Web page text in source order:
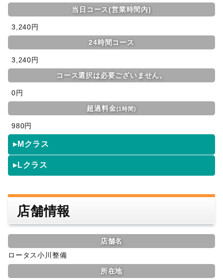
当日コース(営業時間内)
3,240円
24時間コース
3,240円
コース選択は必要ございません。
0円
超過料金(1時間)
980円
▸Mクラス
▸Lクラス
店舗情報
店舗名
ロータス小川整備
所在地